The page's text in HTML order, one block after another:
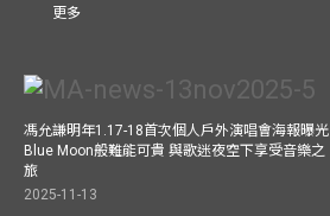
更多
馮允謙明年1.17-18首次個人戶外演唱會海報曝光
Blue Moon般難能可貴 與歌迷夜空下享受音樂之
旅
2025-11-13